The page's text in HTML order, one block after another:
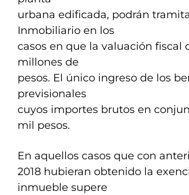
urbana edificada, podrán
Inmobiliario en los
casos en que la valuación fiscal
millones de
pesos. El único ingreso de los
previsionales
cuyos importes brutos en
mil pesos.
En aquellos casos que con
2018 hubieran obtenido la
inmueble supere